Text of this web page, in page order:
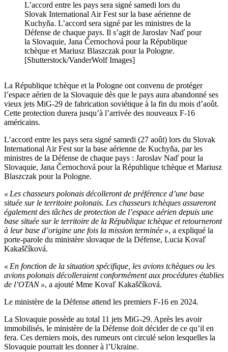
L’accord entre les pays sera signé samedi lors du
Slovak International Air Fest sur la base aérienne de
Kuchyňa. L’accord sera signé par les ministres de la
Défense de chaque pays. Il s’agit de Jaroslav Naď pour
la Slovaquie, Jana Černochová pour la République
tchèque et Mariusz Blaszczak pour la Pologne.
[Shutterstock/VanderWolf Images]
La République tchèque et la Pologne ont convenu de protéger
l’espace aérien de la Slovaquie dès que le pays aura abandonné ses
vieux jets MiG-29 de fabrication soviétique à la fin du mois d’août.
Cette protection durera jusqu’à l’arrivée des nouveaux F-16
américains.
L’accord entre les pays sera signé samedi (27 août) lors du Slovak
International Air Fest sur la base aérienne de Kuchyňa, par les
ministres de la Défense de chaque pays : Jaroslav Naď pour la
Slovaquie, Jana Černochová pour la République tchèque et Mariusz
Blaszczak pour la Pologne.
« Les chasseurs polonais décolleront de préférence d’une base
située sur le territoire polonais. Les chasseurs tchèques assureront
également des tâches de protection de l’espace aérien depuis une
base située sur le territoire de la République tchèque et retourneront
à leur base d’origine une fois la mission terminée », a expliqué la
porte-parole du ministère slovaque de la Défense, Lucia Kovaľ
Kakaščíková.
« En fonction de la situation spécifique, les avions tchèques ou les
avions polonais décolleraient conformément aux procédures établies
de l’OTAN », a ajouté Mme Kovaľ Kakaščíková.
Le ministère de la Défense attend les premiers F-16 en 2024.
La Slovaquie possède au total 11 jets MiG-29. Après les avoir
immobilisés, le ministère de la Défense doit décider de ce qu’il en
fera. Ces derniers mois, des rumeurs ont circulé selon lesquelles la
Slovaquie pourrait les donner à l’Ukraine.